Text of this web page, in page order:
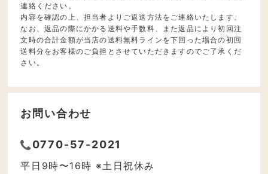
連絡ください。
内容を確認の上、担当者よりご返送方法をご連絡いたします。
なお、返品の際にかかる送料や手数料、また返品により初回注
文時の合計金額が当店の送料無料ラインを下回った場合の初回
送料分をお客様のご負担とさせていただきますのでご了承くだ
さい。
お問い合わせ
0770-57-2021
平日9時〜16時 ※土日祝休み